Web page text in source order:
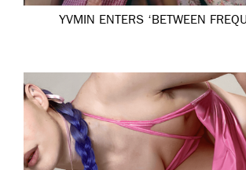
YVMIN ENTERS ‘BETWEEN